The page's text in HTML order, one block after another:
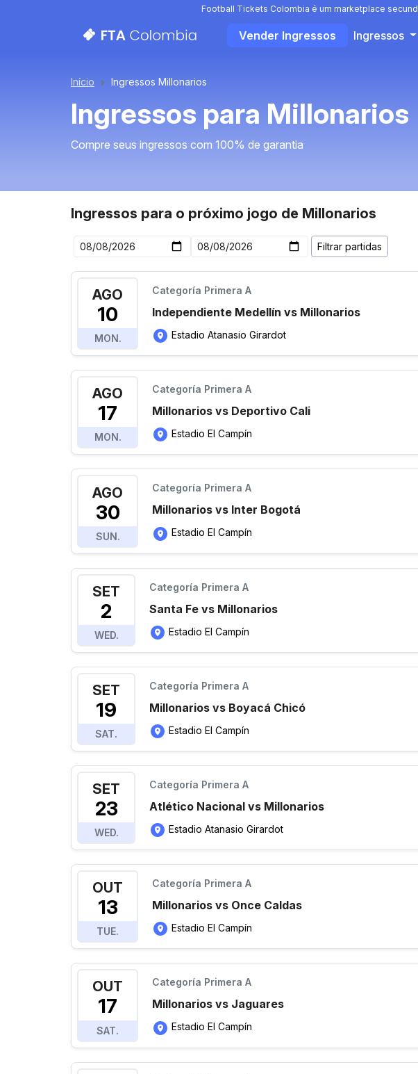
Football Tickets Colombia é um marketplace
Vender Ingressos Ingressos
Início Ingressos Millonarios
Ingressos para Millonarios
Compre seus ingressos com 100% de garantia
Ingressos para o próximo jogo de Millonarios
AGO
10
MON.
Categoría Primera A
Independiente Medellín vs Millonarios
Estadio Atanasio Girardot
AGO
17
MON.
Categoría Primera A
Millonarios vs Deportivo Cali
Estadio El Campín
AGO
30
SUN.
Categoría Primera A
Millonarios vs Inter Bogotá
Estadio El Campín
SET
2
WED.
Categoría Primera A
Santa Fe vs Millonarios
Estadio El Campín
SET
19
SAT.
Categoría Primera A
Millonarios vs Boyacá Chicó
Estadio El Campín
SET
23
WED.
Categoría Primera A
Atlético Nacional vs Millonarios
Estadio Atanasio Girardot
OUT
13
TUE.
Categoría Primera A
Millonarios vs Once Caldas
Estadio El Campín
OUT
17
SAT.
Categoría Primera A
Millonarios vs Jaguares
Estadio El Campín